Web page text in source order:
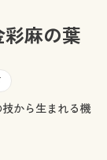
麻の葉
から生まれる機